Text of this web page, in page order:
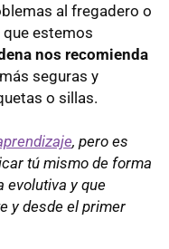
al fregadero o
que estemos
nos recomienda
seguras y
o sillas.
, pero es
tú mismo de forma
evolutiva y que
y desde el primer